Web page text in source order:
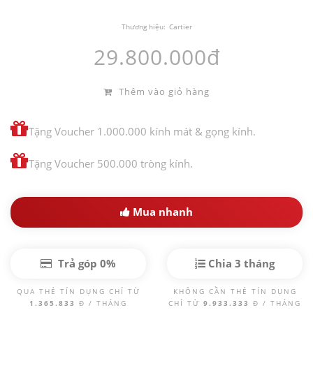
Thương hiệu: Cartier
29.800.000đ
Thêm vào giỏ hàng
Tặng Voucher 1.000.000 kính mát & gọng kính.
Tặng Voucher 500.000 tròng kính.
Mua nhanh
Trả góp 0%
QUA THẺ TÍN DỤNG CHỈ TỪ
1.365.833 Đ / THÁNG
Chia 3 tháng
KHÔNG CẦN THẺ TÍN DỤNG
CHỈ TỪ 9.933.333 Đ / THÁNG